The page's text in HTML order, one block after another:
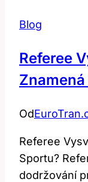
Blog
Referee
Od
Referee
Sportu?
dodržování